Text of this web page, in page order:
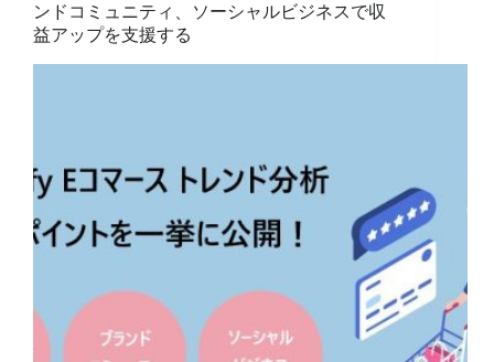
ンドコミュニティ、ソーシャルビジネスで収
益アップを支援する